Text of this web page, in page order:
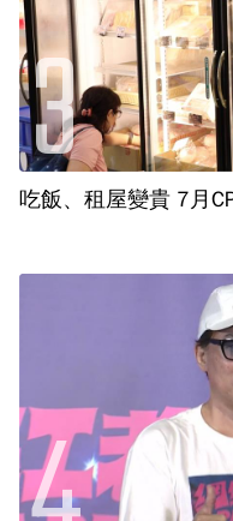
吃飯、租屋變貴 7月